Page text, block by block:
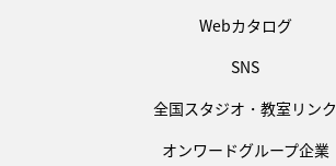
Webカタログ
SNS
全国スタジオ・教室リンク
オンワードグループ企業